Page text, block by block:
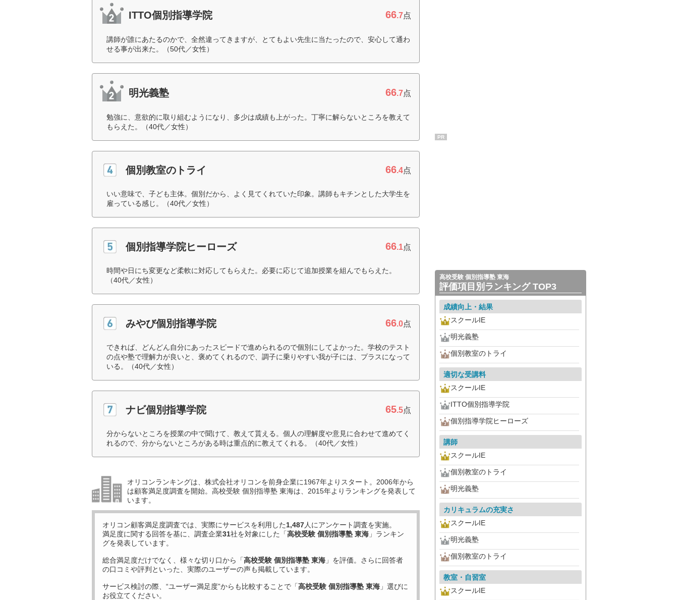
ITTO個別指導学院 66.7点
講師が誰にあたるのかで、全然違ってきますが、とてもよい先生に当たったので、安心して通わ
せる事が出来た。（50代／女性）
明光義塾 66.7点
勉強に、意欲的に取り組むようになり、多少は成績も上がった。丁寧に解らないところを教えて
もらえた。（40代／女性）
個別教室のトライ 66.4点
いい意味で、子ども主体。個別だから、よく見てくれていた印象。講師もキチンとした大学生を
雇っている感じ。（40代／女性）
個別指導学院ヒーローズ 66.1点
時間や日にち変更など柔軟に対応してもらえた。必要に応じて追加授業を組んでもらえた。
（40代／女性）
みやび個別指導学院 66.0点
できれば、どんどん自分にあったスピードで進められるので個別にしてよかった。学校のテスト
の点や塾で理解力が良いと、褒めてくれるので、調子に乗りやすい我が子には、プラスになって
いる。（40代／女性）
ナビ個別指導学院 65.5点
分からないところを授業の中で聞けて、教えて貰える。個人の理解度や意見に合わせて進めてく
れるので、分からないところがある時は重点的に教えてくれる。（40代／女性）
オリコンランキングは、株式会社オリコンを前身企業に1967年よりスタート。2006年から
は顧客満足度調査を開始。高校受験 個別指導塾 東海は、2015年よりランキングを発表して
います。
オリコン顧客満足度調査では、実際にサービスを利用した1,487人にアンケート調査を実施。
満足度に関する回答を基に、調査企業31社を対象にした「高校受験 個別指導塾 東海 」ランキン
グを発表しています。
総合満足度だけでなく、様々な切り口から「高校受験 個別指導塾 東海 」を評価。さらに回答者
の口コミや評判といった、実際のユーザーの声も掲載しています。
サービス検討の際、“ユーザー満足度”からも比較することで「高校受験 個別指導塾 東海 」選びに
お役立てください。
PR
高校受験 個別指導塾 東海
評価項目別ランキング TOP3
成績向上・結果
スクールIE
明光義塾
個別教室のトライ
適切な受講料
スクールIE
ITTO個別指導学院
個別指導学院ヒーローズ
講師
スクールIE
個別教室のトライ
明光義塾
カリキュラムの充実さ
スクールIE
明光義塾
個別教室のトライ
教室・自習室
スクールIE